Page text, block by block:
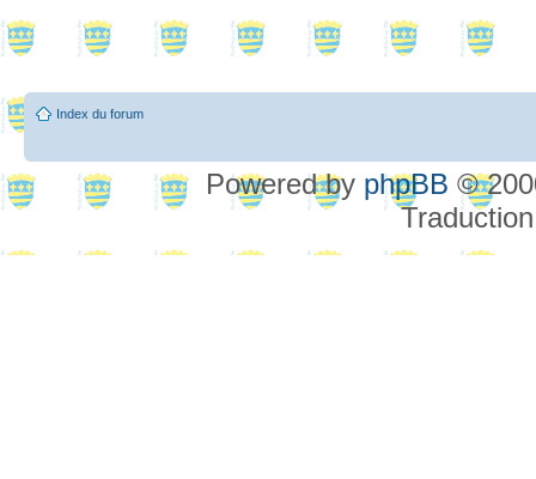
Index du forum
Powered by phpBB ©